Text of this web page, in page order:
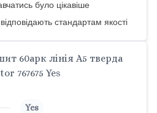
було цікавіше
стандартам якості
60арк лінія A5 тверда
767675 Yes
Yes